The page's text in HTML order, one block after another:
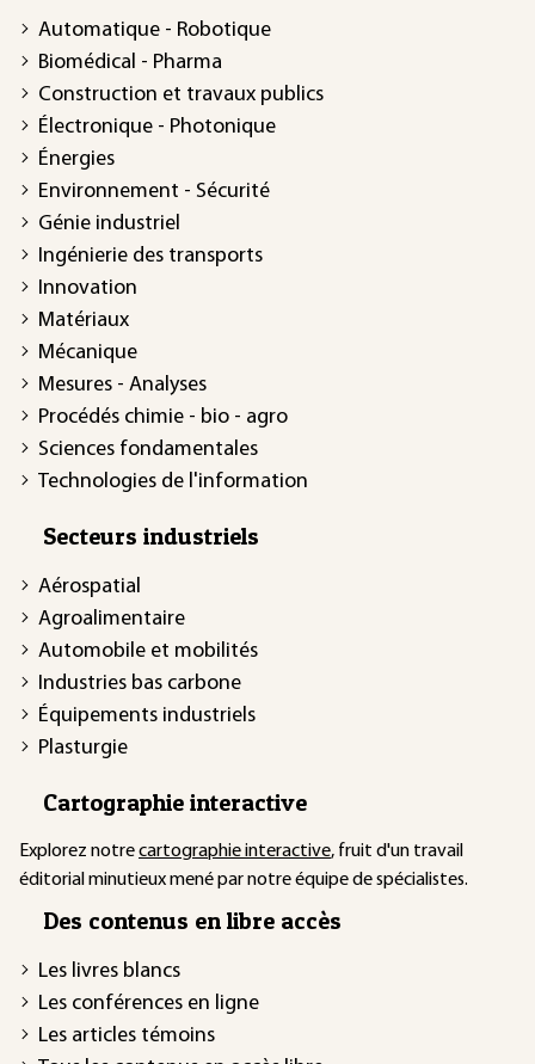
Automatique - Robotique
Biomédical - Pharma
Construction et travaux publics
Électronique - Photonique
Énergies
Environnement - Sécurité
Génie industriel
Ingénierie des transports
Innovation
Matériaux
Mécanique
Mesures - Analyses
Procédés chimie - bio - agro
Sciences fondamentales
Technologies de l'information
Secteurs industriels
Aérospatial
Agroalimentaire
Automobile et mobilités
Industries bas carbone
Équipements industriels
Plasturgie
Cartographie interactive
Explorez notrecartographie interactive, fruit d'un travail
éditorial minutieux mené par notre équipe de spécialistes.
Des contenus en libre accès
Les livres blancs
Les conférences en ligne
Les articles témoins